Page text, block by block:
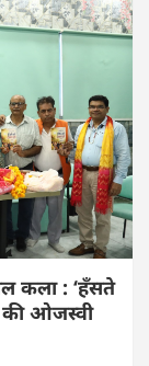
कला : ‘हॅंसते
की ओजस्वी